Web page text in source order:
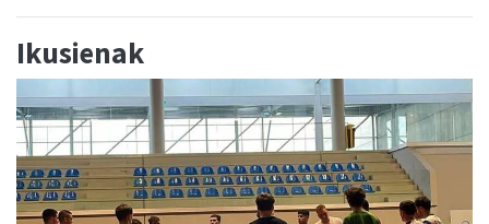
Ikusienak